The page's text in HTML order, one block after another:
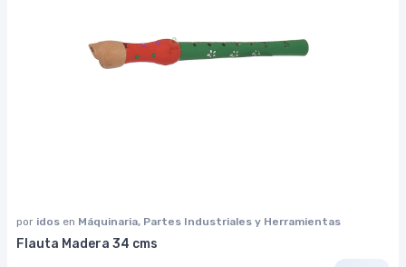
por idos en Máquinaria, Partes Industriales y Herramientas
Flauta Madera 34 cms